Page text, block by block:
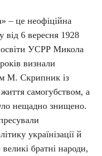
– це неофіційна
від 6 вересня 1928
освіти УСРР Микола
визнали
М. Скрипник із
самогубством, а
нещадно знищено.
українізації й
братні народи,